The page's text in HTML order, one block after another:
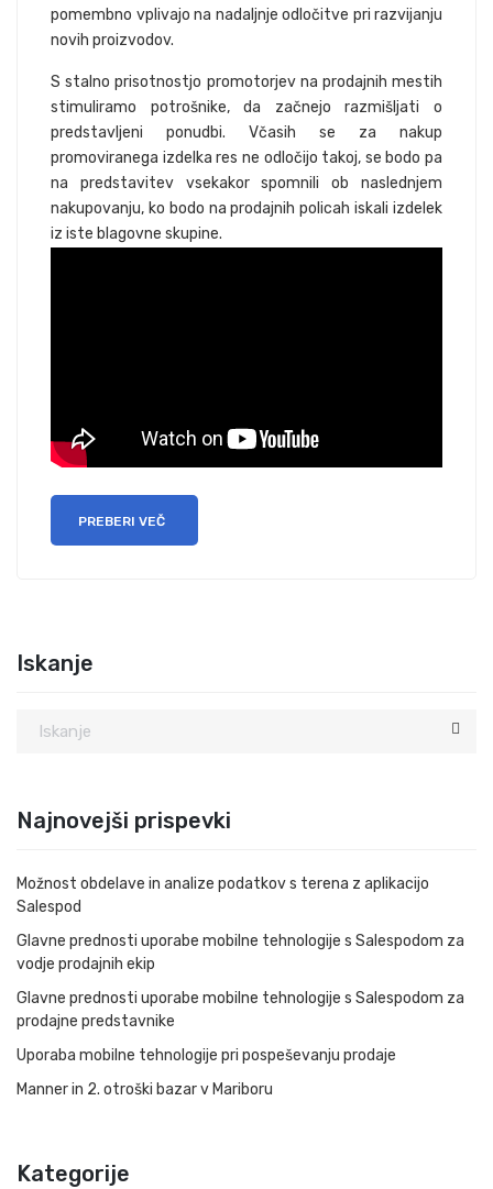
pomembno vplivajo na nadaljnje odločitve pri razvijanju
novih proizvodov.
S stalno prisotnostjo promotorjev na prodajnih mestih
stimuliramo potrošnike, da začnejo razmišljati o
predstavljeni ponudbi. Včasih se za nakup
promoviranega izdelka res ne odločijo takoj, se bodo pa
na predstavitev vsekakor spomnili ob naslednjem
nakupovanju, ko bodo na prodajnih policah iskali izdelek
iz iste blagovne skupine.
PREBERI VEČ
Iskanje
Najnovejši prispevki
Možnost obdelave in analize podatkov s terena z aplikacijo
Salespod
Glavne prednosti uporabe mobilne tehnologije s Salespodom za
vodje prodajnih ekip
Glavne prednosti uporabe mobilne tehnologije s Salespodom za
prodajne predstavnike
Uporaba mobilne tehnologije pri pospeševanju prodaje
Manner in 2. otroški bazar v Mariboru
Kategorije